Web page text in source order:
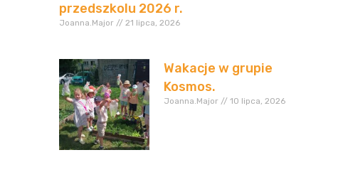
przedszkolu 2026 r.
Joanna.Major 21 lipca, 2026
Wakacje w grupie
Kosmos.
Joanna.Major 10 lipca, 2026